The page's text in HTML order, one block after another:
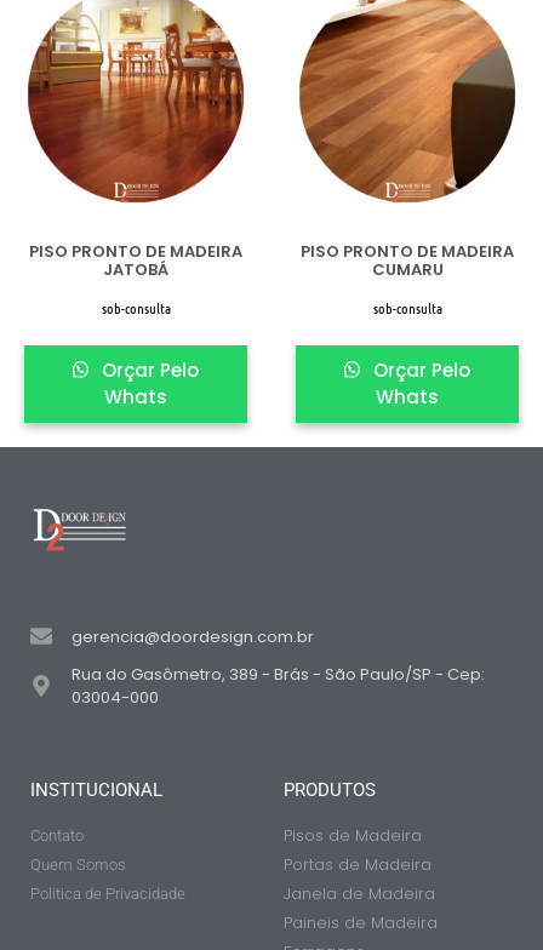
PISO PRONTO DE MADEIRA
JATOBÁ
sob-consulta
Orçar Pelo
Whats
PISO PRONTO DE MADEIRA
CUMARU
sob-consulta
Orçar Pelo
Whats
gerencia@doordesign.com.br
Rua do Gasômetro, 389 - Brás - São Paulo/SP - Cep:
03004-000
INSTITUCIONAL
Contato
Quem Somos
Politica de Privacidade
PRODUTOS
Pisos de Madeira
Portas de Madeira
Janela de Madeira
Paineis de Madeira